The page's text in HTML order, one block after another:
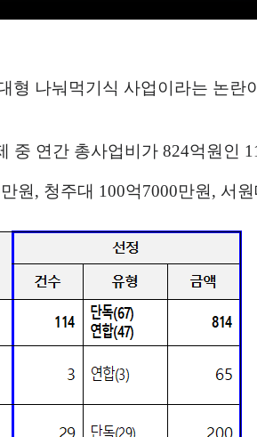
형 나눠먹기식 사업이라는 논란
중 연간 총사업비가 824억원인
만원, 청주대 100억7000만원, 서원